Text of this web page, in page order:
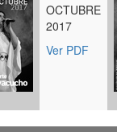
OCTUBRE
2017
Ver PDF